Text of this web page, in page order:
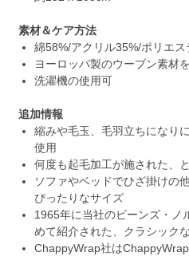
素材＆ケア方法
綿58%/アクリル35%/ポリエス
ヨーロッパ製のウーブン素材
洗濯機の使用可
追加情報
縮みや毛玉、毛羽立ちになり
使用
何度も起毛加工が施された、
ソファやベッドでひざ掛けの
ぴったりなサイズ
1965年に当社のビーンズ・ノ
めて紹介された、クラシック
ChappyWrap社は